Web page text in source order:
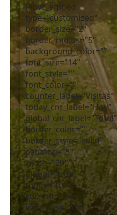
[apvc_embed
type="customized"
border_size="2"
border_radius="5"
background_color=""
font_size="14"
font_style=""
font_color=""
counter_label="Visitas"
today_cnt_label="Hoy"
global_cnt_label="Total"
border_color=""
border_style="solid"
padding="5"
width="200"
global="true"
today="true"
current="true"
icon_position=""